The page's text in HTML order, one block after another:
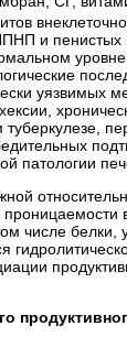
и
уязвимых
туберкулезе,
патологии
числе